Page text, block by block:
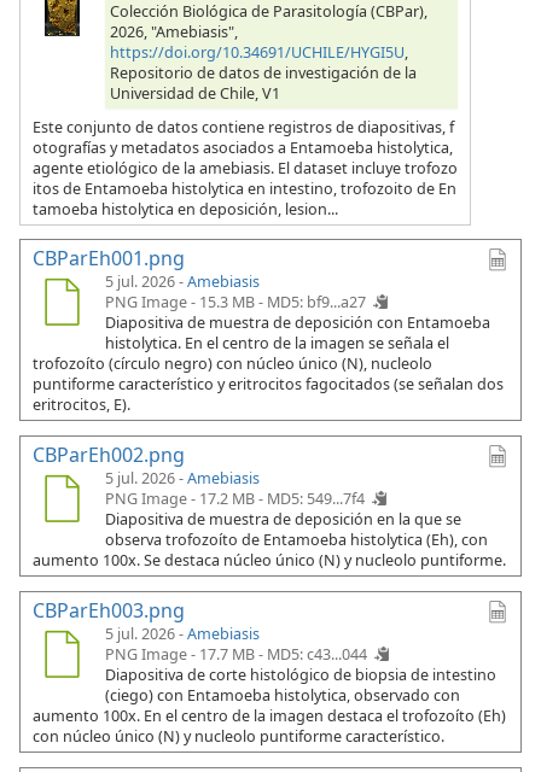
Colección Biológica de Parasitología (CBPar),
2026, "Amebiasis",
https://doi.org/10.34691/UCHILE/HYGI5U,
Repositorio de datos de investigación de la
Universidad de Chile, V1
Este conjunto de datos contiene registros de diapositivas, f
otografías y metadatos asociados a Entamoeba histolytica,
agente etiológico de la amebiasis. El dataset incluye trofozo
itos de Entamoeba histolytica en intestino, trofozoito de En
tamoeba histolytica en deposición, lesion...
CBParEh001.png
5 jul. 2026 -Amebiasis
PNG Image - 15.3 MB - MD5: bf9...a27
Diapositiva de muestra de deposición con Entamoeba
histolytica. En el centro de la imagen se señala el
trofozoíto (círculo negro) con núcleo único (N), nucleolo
puntiforme característico y eritrocitos fagocitados (se señalan dos
eritrocitos, E).
CBParEh002.png
5 jul. 2026 -Amebiasis
PNG Image - 17.2 MB - MD5: 549...7f4
Diapositiva de muestra de deposición en la que se
observa trofozoíto de Entamoeba histolytica (Eh), con
aumento 100x. Se destaca núcleo único (N) y nucleolo puntiforme.
CBParEh003.png
5 jul. 2026 -Amebiasis
PNG Image - 17.7 MB - MD5: c43...044
Diapositiva de corte histológico de biopsia de intestino
(ciego) con Entamoeba histolytica, observado con
aumento 100x. En el centro de la imagen destaca el trofozoíto (Eh)
con núcleo único (N) y nucleolo puntiforme característico.